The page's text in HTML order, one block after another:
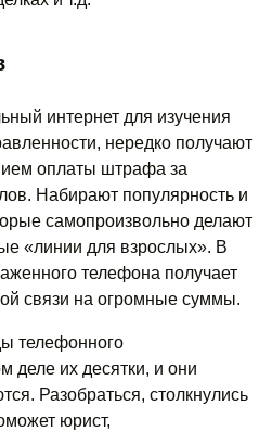
интернет для изучения
нередко получают
оплаты штрафа за
Набирают популярность и
самопроизвольно делают
«линии для взрослых». В
телефона получает
связи на огромные суммы.
телефонного
деле их десятки, и они
Разобраться, столкнулись
юрист,